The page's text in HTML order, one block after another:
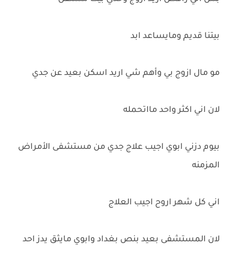
بيتنا قديم ومايساعد ابد
مو مال ازوج بي وأهم شي اريد اسكن بعيد عن جدي
لان اني اكثر واحد مااتحمله
بيوم دزني ابوي اجيب علاج جدي من مستشفى الأمراض
المزمنه
اني كل شهر اروح اجيب العلاج
لان المستشفى بعيد بنص بغداد وابوي مايثق يدز احد